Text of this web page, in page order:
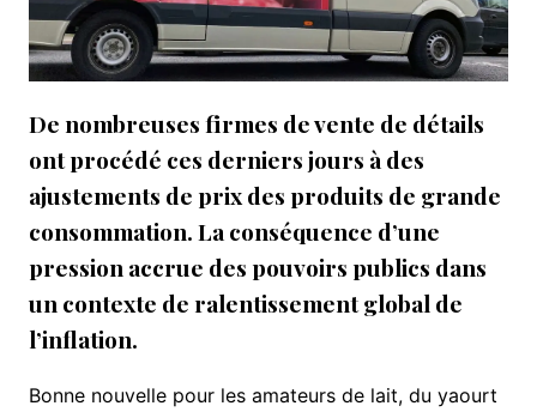
De nombreuses firmes de vente de détails
ont procédé ces derniers jours à des
ajustements de prix des produits de grande
consommation. La conséquence d’une
pression accrue des pouvoirs publics dans
un contexte de ralentissement global de
l’inflation.
Bonne nouvelle pour les amateurs de lait, du yaourt